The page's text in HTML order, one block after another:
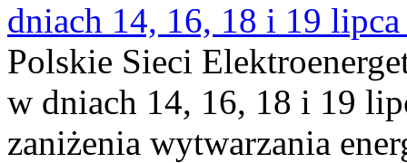
dniach 14, 16, 18 i 19
Polskie Sieci
w dniach 14, 16, 18 i 19
zaniżenia wytwarzania